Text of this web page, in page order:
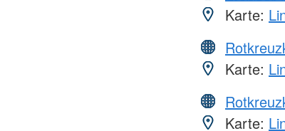
Karte:
Karte:
Karte: